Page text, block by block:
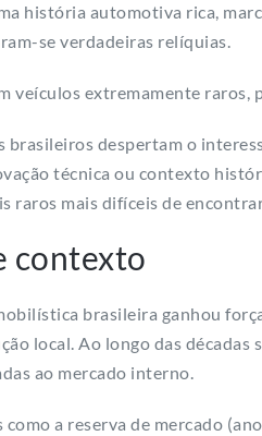
história automotiva rica,
se verdadeiras relíquias.
veículos extremamente
brasileiros despertam o
técnica ou contexto
raros mais difíceis de
contexto
brasileira ganhou
local. Ao longo das
ao mercado interno.
a reserva de mercado